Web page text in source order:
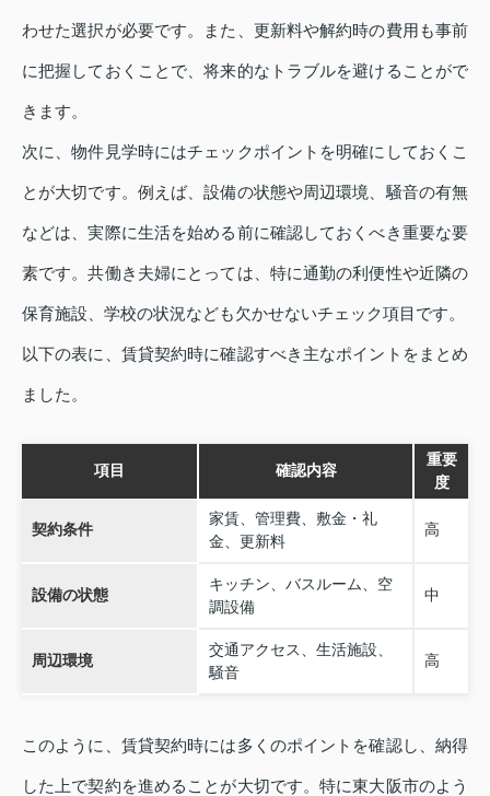
わせた選択が必要です。また、更新料や解約時の費用も事前
に把握しておくことで、将来的なトラブルを避けることがで
きます。
次に、物件見学時にはチェックポイントを明確にしておくこ
とが大切です。例えば、設備の状態や周辺環境、騒音の有無
などは、実際に生活を始める前に確認しておくべき重要な要
素です。共働き夫婦にとっては、特に通勤の利便性や近隣の
保育施設、学校の状況なども欠かせないチェック項目です。
以下の表に、賃貸契約時に確認すべき主なポイントをまとめ
ました。
項目 確認内容
重要
度
契約条件
家賃、管理費、敷金・礼
金、更新料
高
設備の状態
キッチン、バスルーム、空
調設備
中
周辺環境
交通アクセス、生活施設、
騒音
高
このように、賃貸契約時には多くのポイントを確認し、納得
した上で契約を進めることが大切です。特に東大阪市のよう